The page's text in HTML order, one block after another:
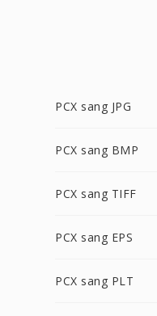
PCX sang JPG
PCX sang BMP
PCX sang TIFF
PCX sang EPS
PCX sang PLT